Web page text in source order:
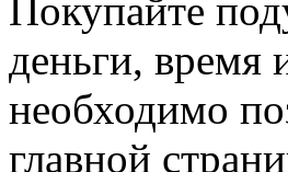
Покупайте
деньги, время
необходимо
главной